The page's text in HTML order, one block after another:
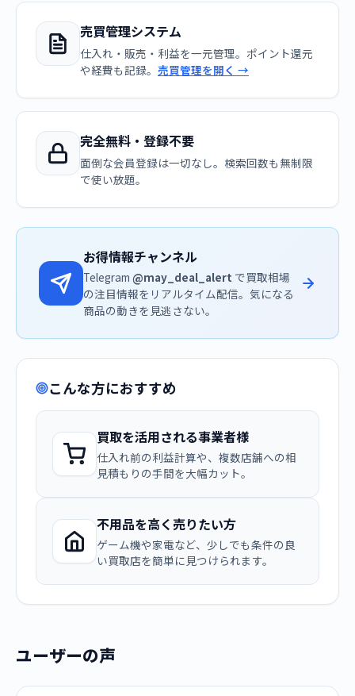
売買管理システム
仕入れ・販売・利益を一元管理。ポイント還元
や経費も記録。 売買管理を開く →
完全無料・登録不要
面倒な会員登録は一切なし。検索回数も無制限
で使い放題。
お得情報チャンネル
Telegram @may_deal_alert で買取相場
の注目情報をリアルタイム配信。気になる
商品の動きを見逃さない。
こんな方におすすめ
買取を活用される事業者様
仕入れ前の利益計算や、複数店舗への相
見積もりの手間を大幅カット。
不用品を高く売りたい方
ゲーム機や家電など、少しでも条件の良
い買取店を簡単に見つけられます。
ユーザーの声